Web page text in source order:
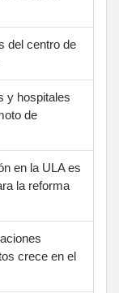
del centro de
y hospitales
de
en la ULA es
la reforma
crece en el